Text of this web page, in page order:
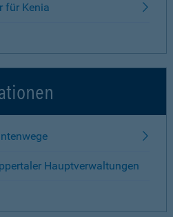
für Kenia
Hauptverwaltungen